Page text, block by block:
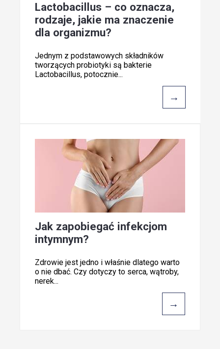
Lactobacillus – co oznacza,
rodzaje, jakie ma znaczenie
dla organizmu?
Jednym z podstawowych składników
tworzących probiotyki są bakterie
Lactobacillus, potocznie...
→
Jak zapobiegać infekcjom
intymnym?
Zdrowie jest jedno i właśnie dlatego warto
o nie dbać. Czy dotyczy to serca, wątroby,
nerek...
→